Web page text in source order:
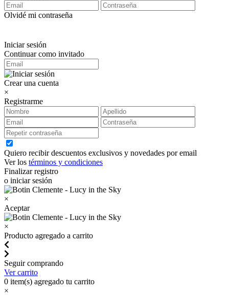
Olvidé mi contraseña
Iniciar sesión
Continuar como invitado
Crear una cuenta
×
Registrarme
Quiero recibir descuentos exclusivos y novedades por email
Ver los términos y condiciones
Finalizar registro
o iniciar sesión
×
Aceptar
×
Producto agregado a carrito
Seguir comprando
Ver carrito
0 item(s) agregado tu carrito
×